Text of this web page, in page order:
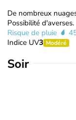
De nombreux
Possibilité d'averses.
Risque de pluie
Indice UV3 Modéré
Soir